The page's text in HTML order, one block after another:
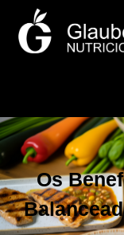
Os